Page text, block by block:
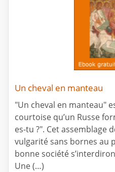
Un cheval en manteau
"Un cheval en manteau"
courtoise qu’un Russe
es-tu ?". Cet assemblage
vulgarité sans bornes au
bonne société
Une (…)